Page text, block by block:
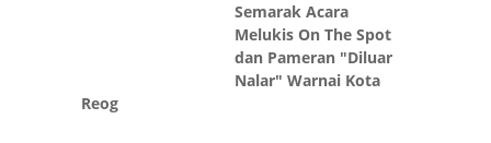
Semarak Acara
Melukis On The Spot
dan Pameran "Diluar
Nalar" Warnai Kota
Reog